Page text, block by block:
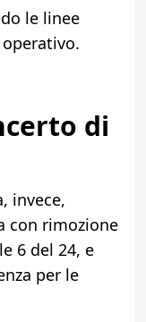
le linee
di
invece,
con rimozione
6 del 24, e
per le